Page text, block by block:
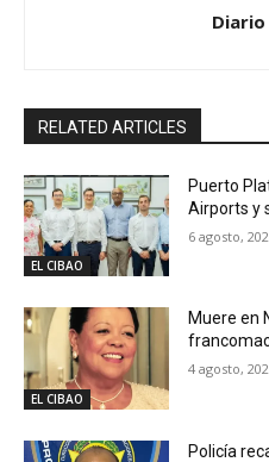
Diario
RELATED ARTICLES
EL CIBAO
Puerto
Airports y
6 agosto,
EL CIBAO
Muere en
4 agosto,
Policía